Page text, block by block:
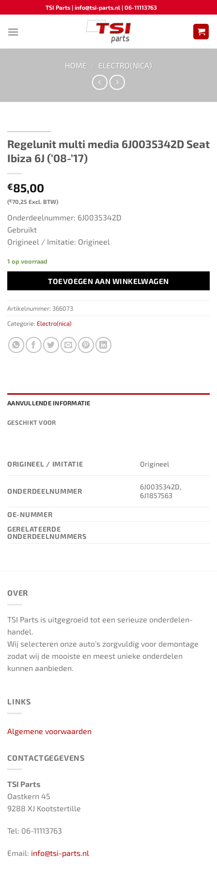
naar
inhoud
TSI Parts | info@tsi-parts.nl | 06-11113763
HOME / ELECTRO(NICA)
Regelunit multi media ​​6J0035342D Seat
Ibiza 6J (’08-’17)
€85,00
(€70,25 Excl. BTW)
Onderdeelnummer: 6J0035342D
Gebruikt
Origineel / Imitatie: Origineel
1 op voorraad
TOEVOEGEN AAN WINKELWAGEN
Artikelnummer: 366073
Categorie: Electro(nica)
AANVULLENDE INFORMATIE
GESCHIKT VOOR
ORIGINEEL / IMITATIE Origineel
ONDERDEELNUMMER
6J0035342D,
6J1857563
OE-NUMMER
GERELATEERDE
ONDERDEELNUMMERS
OVER
TSI Parts is uitgegroeid tot een serieuze onderdelen-
handel.
Wij selecteren onze auto’s zorgvuldig voor demontage
zodat wij de mooiste en meest unieke onderdelen
kunnen aanbieden.
LINKS
Algemene voorwaarden
CONTACTGEGEVENS
TSI Parts
Oastkern 45
9288 XJ Kootstertille
Tel: 06-11113763
Email: info@tsi-parts.nl